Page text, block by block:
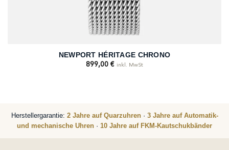
NEWPORT HÉRITAGE CHRONO
899,00 € inkl. MwSt
Herstellergarantie: 2 Jahre auf Quarzuhren· 3 Jahre auf Automatik-
und mechanische Uhren · 10 Jahre auf FKM-Kautschukbänder